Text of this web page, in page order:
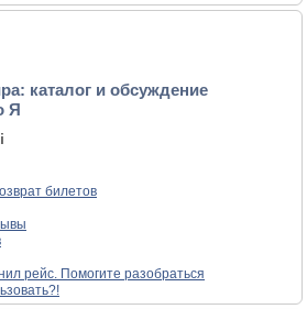
каталог и обсуждение
Я
билетов
рейс. Помогите разобраться